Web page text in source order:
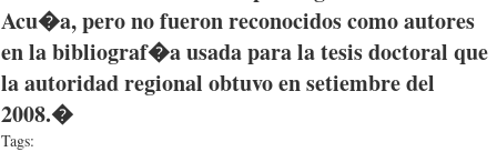
Acu�a,peronofueronreconocidoscomoautores
en labibliograf�ausadaparalatesisdoctoral que
laautoridadregional obtuvoensetiembredel
2008.�
Tags: